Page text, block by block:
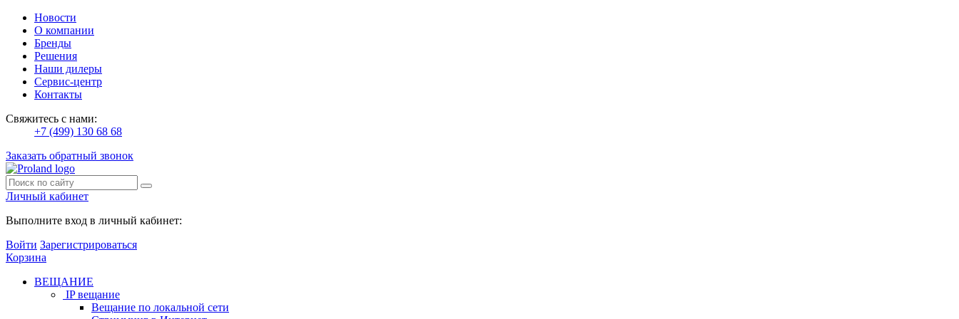
Новости
О компании
Бренды
Решения
Наши дилеры
Сервис-центр
Контакты
Свяжитесь с нами:
+7 (499) 130 68 68
Заказать обратный звонок
Личный кабинет
Выполните вход в личный кабинет:
Войти Зарегистрироваться
Корзина
ВЕЩАНИЕ
IP вещание
Вещание по локальной сети